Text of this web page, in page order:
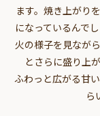
ます。焼き上がり
になっているんで
火の様子を見なが
とさらに盛り上
ふわっと広がる甘
ら